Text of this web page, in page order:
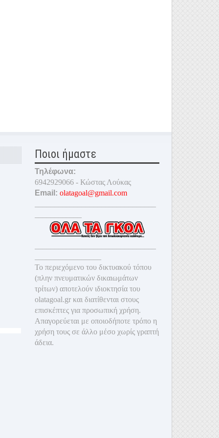
Ποιοι ήμαστε
Τηλέφωνα:
6942929066 - Κώστας Λούκας
Email: olatagoal@gmail.com
Το περιεχόμενο του δικτυακού τόπου
(πλην πνευματικών δικαιωμάτων
τρίτων) αποτελούν ιδιοκτησία του
olatagoal.gr και διατίθενται στους
επισκέπτες για προσωπική χρήση.
Απαγορεύεται με οποιοδήποτε τρόπο η
χρήση τους σε άλλο μέσο χωρίς γραπτή
άδεια.